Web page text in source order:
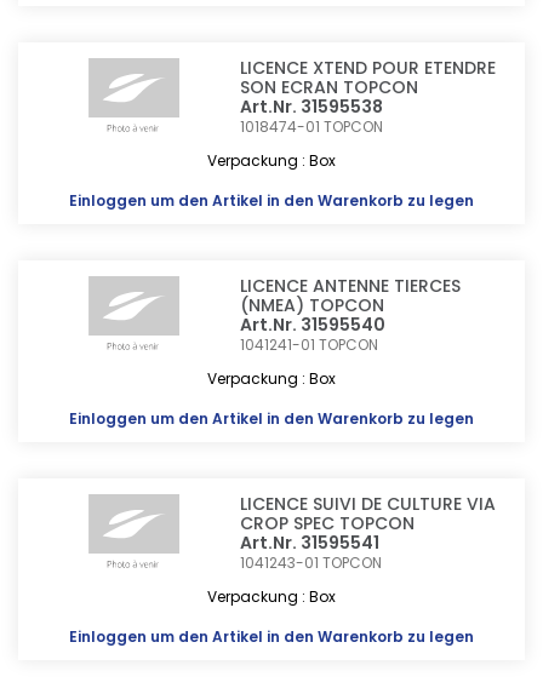
LICENCE XTEND POUR ETENDRE
SON ECRAN TOPCON
Art.Nr. 31595538
1018474-01TOPCON
Verpackung : Box
Einloggen um den Artikel in den Warenkorb zu legen
LICENCE ANTENNE TIERCES
(NMEA) TOPCON
Art.Nr. 31595540
1041241-01TOPCON
Verpackung : Box
Einloggen um den Artikel in den Warenkorb zu legen
LICENCE SUIVI DE CULTURE VIA
CROP SPEC TOPCON
Art.Nr. 31595541
1041243-01TOPCON
Verpackung : Box
Einloggen um den Artikel in den Warenkorb zu legen